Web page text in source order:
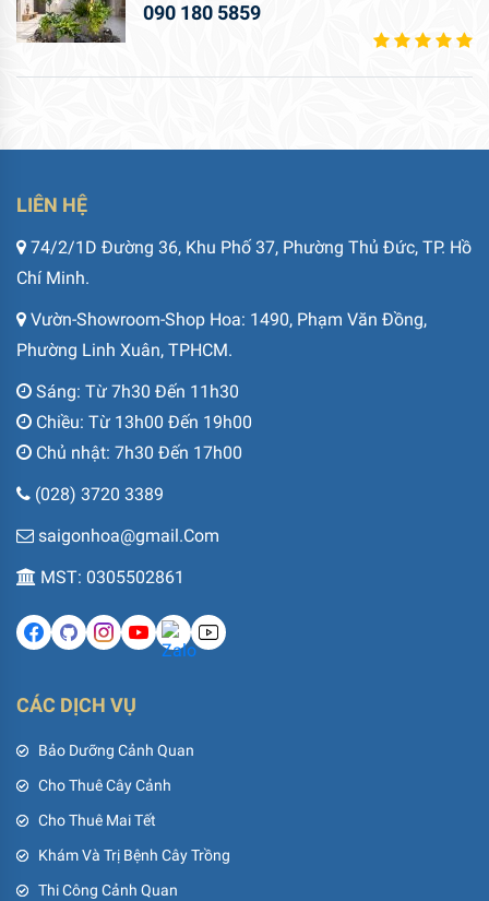
090 180 5859
LIÊN HỆ
74/2/1D Đường 36, Khu Phố 37, Phường Thủ Đức, TP. Hồ
Chí Minh.
Vườn-Showroom-Shop Hoa: 1490, Phạm Văn Đồng,
Phường Linh Xuân, TPHCM.
Sáng: Từ 7h30 Đến 11h30
Chiều: Từ 13h00 Đến 19h00
Chủ nhật: 7h30 Đến 17h00
(028) 3720 3389
saigonhoa@gmail.Com
MST: 0305502861
CÁC DỊCH VỤ
Bảo Dưỡng Cảnh Quan
Cho Thuê Cây Cảnh
Cho Thuê Mai Tết
Khám Và Trị Bệnh Cây Trồng
Thi Công Cảnh Quan